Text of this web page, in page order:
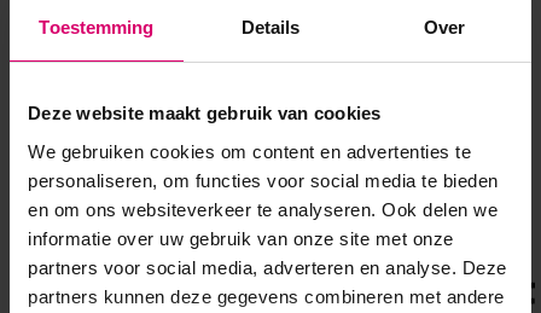
Toestemming Details Over
Deze website maakt gebruik van cookies
We gebruiken cookies om content en advertenties te
personaliseren, om functies voor social media te bieden
en om ons websiteverkeer te analyseren. Ook delen we
informatie over uw gebruik van onze site met onze
partners voor social media, adverteren en analyse. Deze
partners kunnen deze gegevens combineren met andere
Overige categorieën in MERKEN